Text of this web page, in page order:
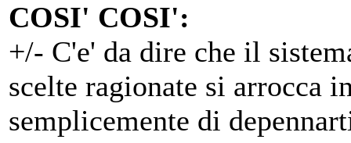
COSI' COSI':
+/- C'e' da dire che il
scelte ragionate si arrocca
semplicemente di